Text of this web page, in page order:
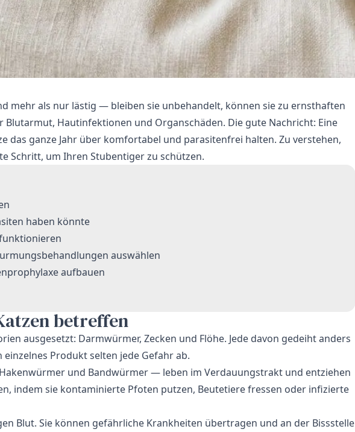
mehr als nur lästig — bleiben sie unbehandelt, können sie zu ernsthaften
Hautinfektionen und Organschäden. Die gute Nachricht: Eine
das ganze Jahr über komfortabel und parasitenfrei halten. Zu verstehen,
Schritt, um Ihren Stubentiger zu schützen.
haben könnte
auswählen
aufbauen
betreffen
ausgesetzt: Darmwürmer, Zecken und Flöhe. Jede davon gedeiht anders
Produkt selten jede Gefahr ab.
und Bandwürmer — leben im Verdauungstrakt und entziehen
indem sie kontaminierte Pfoten putzen, Beutetiere fressen oder infizierte
Blut. Sie können gefährliche Krankheiten übertragen und an der Bissstelle